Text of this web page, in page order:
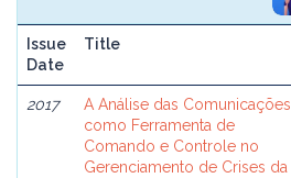
Issue
Date
Title
2017
A Análise das Comunicações
como Ferramenta de
Comando e Controle no
Gerenciamento de Crises da